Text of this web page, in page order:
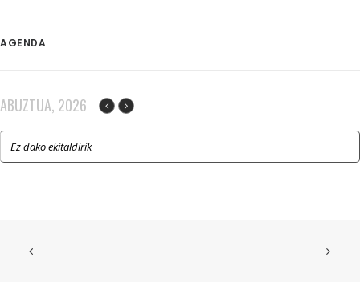
AGENDA
ABUZTUA, 2026
Ez dako ekitaldirik